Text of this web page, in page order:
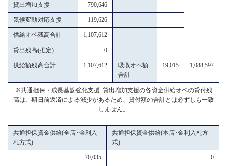
貸出増加支援 790,646
気候変動対応支援 119,626
供給オペ残高合計 1,107,612
貸出残高(推定) 0
供給額残高合計 1,107,612
吸収オペ額
合計
19,015 1,088,597
※共通担保・成長基盤強化支援･貸出増加支援の各資金供給オペの貸付残
高は、期日前返済による減少があるため、貸付額の合計とは必ずしも一致
しません。
共通担保資金供給(全店･金利入
札方式)
共通担保資金供給(本店･金利入札方
式)
70,035 0